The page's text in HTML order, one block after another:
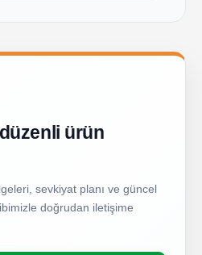
ürün
sevkiyat planı ve güncel
doğrudan iletişime